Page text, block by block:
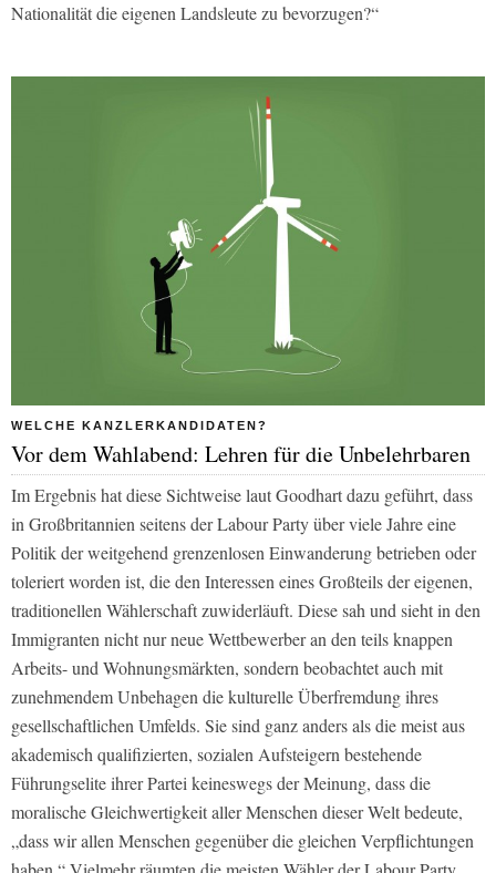
Nationalität die eigenen Landsleute zu bevorzugen?“
WELCHE KANZLERKANDIDATEN?
Vor dem Wahlabend: Lehren für die Unbelehrbaren
Im Ergebnis hat diese Sichtweise laut Goodhart dazu geführt, dass
in Großbritannien seitens der Labour Party über viele Jahre eine
Politik der weitgehend grenzenlosen Einwanderung betrieben oder
toleriert worden ist, die den Interessen eines Großteils der eigenen,
traditionellen Wählerschaft zuwiderläuft. Diese sah und sieht in den
Immigranten nicht nur neue Wettbewerber an den teils knappen
Arbeits- und Wohnungsmärkten, sondern beobachtet auch mit
zunehmendem Unbehagen die kulturelle Überfremdung ihres
gesellschaftlichen Umfelds. Sie sind ganz anders als die meist aus
akademisch qualifizierten, sozialen Aufsteigern bestehende
Führungselite ihrer Partei keineswegs der Meinung, dass die
moralische Gleichwertigkeit aller Menschen dieser Welt bedeute,
„dass wir allen Menschen gegenüber die gleichen Verpflichtungen